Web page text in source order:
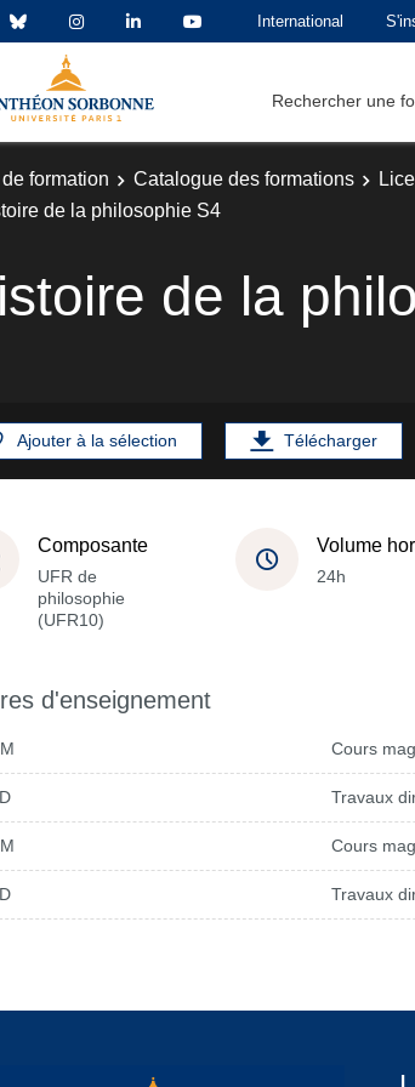
International
Rechercher une
formation Catalogue des formations
de la philosophie S4
de la
Ajouter à la sélection Télécharger
Composante
UFR de
philosophie
(UFR10)
Volume
24h
d'enseignement
Cours
Travaux
Cours
Travaux